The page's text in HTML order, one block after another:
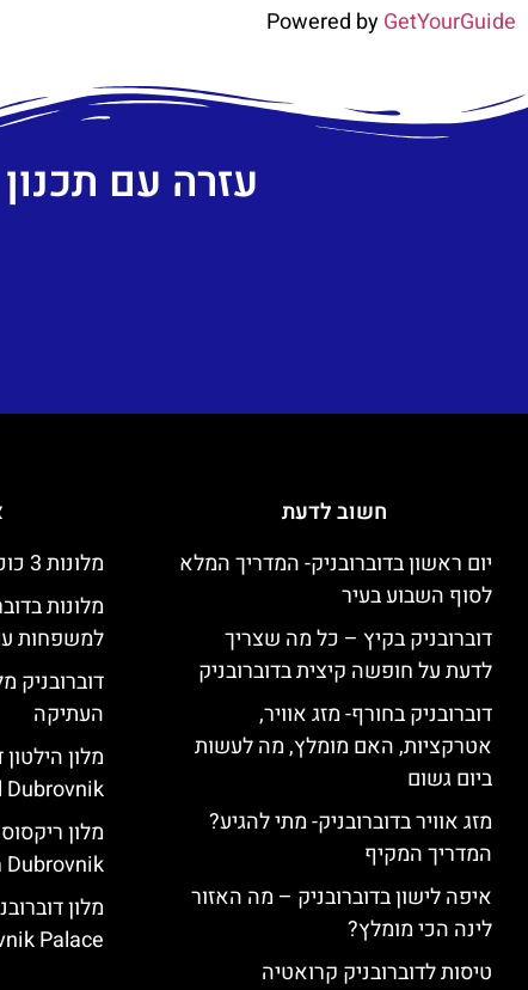
Powered byGetYourGuide
עזרה עם
חשוב לדעת
יום ראשון בדוברובניק- המדריך המלא
לסוף השבוע בעיר
דוברובניק בקיץ – כל מה שצריך
לדעת על חופשה קיצית בדוברובניק
דוברובניק בחורף- מזג אוויר,
אטרקציות, האם מומלץ, מה לעשות
ביום גשום
מזג אוויר בדוברובניק- מתי להגיע?
המדריך המקיף
איפה לישון בדוברובניק – מה האזור
לינה הכי מומלץ?
טיסות לדוברובניק קרואטיה
מלונות 3 כוכבים זולים בדוברובניק
מלונות
למשפחות
דוברובניק
העתיקה
Palace)